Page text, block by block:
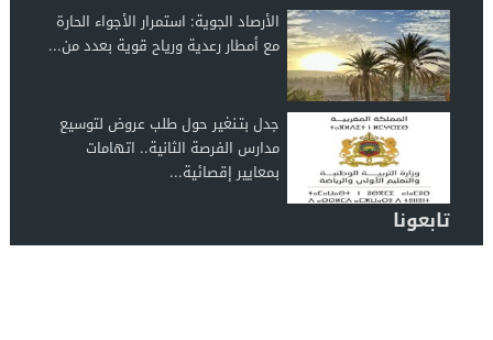
الأرصاد الجوية: استمرار الأجواء الحارة
مع أمطار رعدية ورياح قوية بعدد من...
جدل بتـنغير حول طلب عروض لتوسيع
مدارس الفرصة الثانية.. اتهامات
بمعايير إقصائية...
تابعونا